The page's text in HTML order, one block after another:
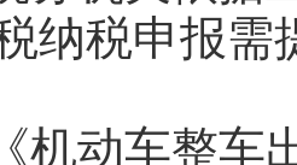
纳税申报需
机动车整车